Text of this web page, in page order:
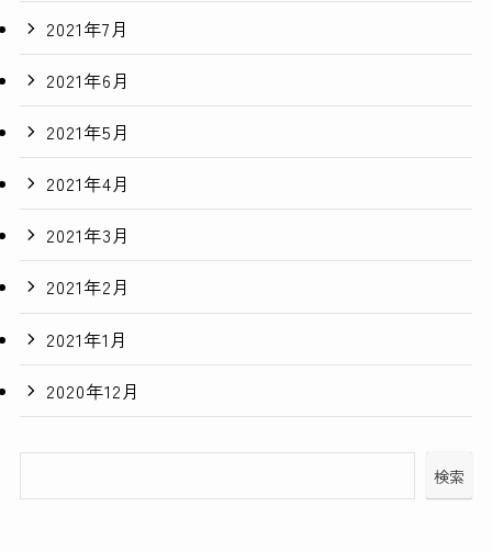
2021年7月
2021年6月
2021年5月
2021年4月
2021年3月
2021年2月
2021年1月
2020年12月
検索